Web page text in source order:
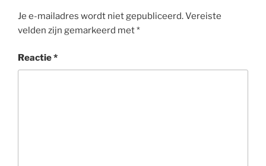
Je e-mailadres wordt niet gepubliceerd.Vereiste
velden zijn gemarkeerd met*
Reactie*